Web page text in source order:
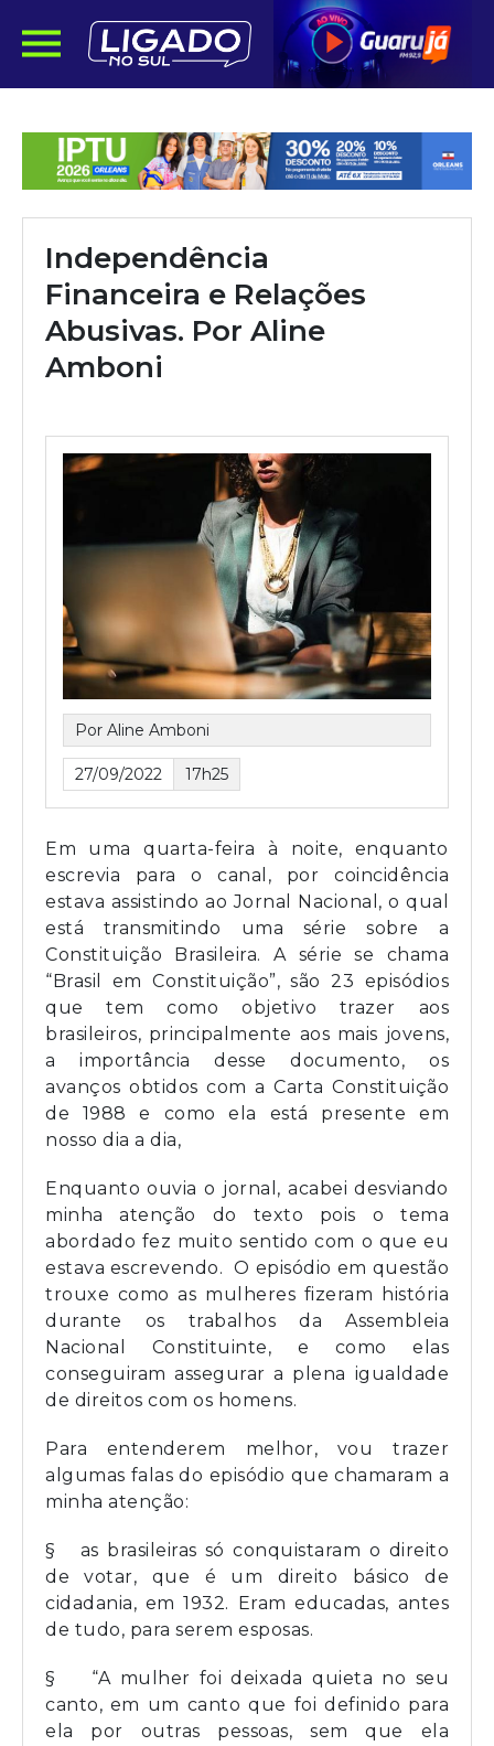
Independência
Financeira e Relações
Abusivas. Por Aline
Amboni
Por Aline Amboni
27/09/2022 17h25
Em uma quarta-feira à noite, enquanto
escrevia para o canal, por coincidência
estava assistindo ao Jornal Nacional, o qual
está transmitindo uma série sobre a
Constituição Brasileira. A série se chama
“Brasil em Constituição”, são 23 episódios
que tem como objetivo trazer aos
brasileiros, principalmente aos mais jovens,
a importância desse documento, os
avanços obtidos com a Carta Constituição
de 1988 e como ela está presente em
nosso dia a dia,
Enquanto ouvia o jornal, acabei desviando
minha atenção do texto pois o tema
abordado fez muito sentido com o que eu
estava escrevendo. O episódio em questão
trouxe como as mulheres fizeram história
durante os trabalhos da Assembleia
Nacional Constituinte, e como elas
conseguiram assegurar a plena igualdade
de direitos com os homens.
Para entenderem melhor, vou trazer
algumas falas do episódio que chamaram a
minha atenção:
§ as brasileiras só conquistaram o direito
de votar, que é um direito básico de
cidadania, em 1932. Eram educadas, antes
de tudo, para serem esposas.
§ “A mulher foi deixada quieta no seu
canto, em um canto que foi definido para
ela por outras pessoas, sem que ela